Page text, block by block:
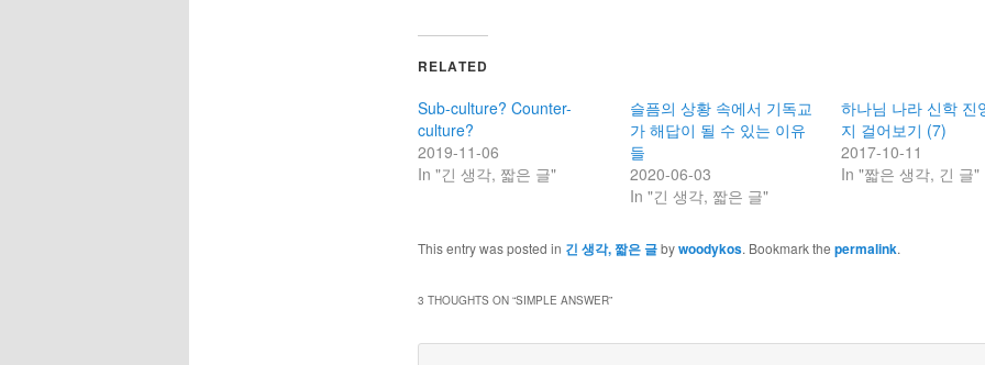
RELATED
Sub-culture? Counter-
culture?
2019-11-06
In "긴 생각, 짧은 글"
슬픔의 상황 속에서 기독교
가 해답이 될 수 있는 이유
들
2020-06-03
In "긴 생각, 짧은 글"
하나님 나라 신학 진
지 걸어보기 (7)
2017-10-11
In "짧은 생각, 긴 글"
This entry was posted in 긴 생각, 짧은 글bywoodykos. Bookmark the permalink.
3 THOUGHTS ON “SIMPLE ANSWER”